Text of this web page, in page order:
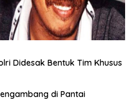
Didesak Bentuk Tim Khusus
di Pantai